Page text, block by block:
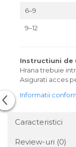
6–9
9–12
Instructiuni de
Hrana trebuie
Asigurati acces
Informatii
Caracteristici
Review-uri (0)